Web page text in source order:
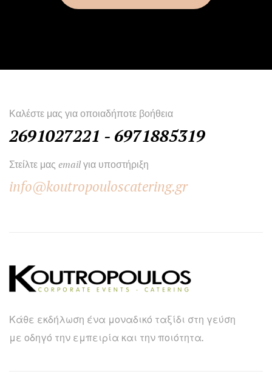
Καλέστε μας για οποιαδήποτε βοήθεια
2691027221 - 6971885319
Στείλτε μας email για υποστήριξη
info@koutropouloscatering.gr
Κάθε εκδήλωση ένα μοναδικό ταξίδι στη γεύση
με οδηγό την εμπειρία και την ποιότητα.